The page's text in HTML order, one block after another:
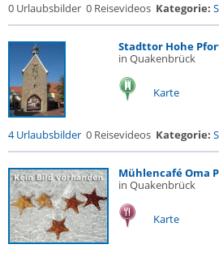
0 Urlaubsbilder 0 Reisevideos Kategorie:
Stadttor Hohe
in Quakenbrück
Karte
4 Urlaubsbilder 0 Reisevideos Kategorie:
Mühlencafé Oma
in Quakenbrück
Karte